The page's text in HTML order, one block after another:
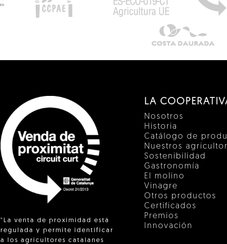
"La venta de proximidad está
regulada y permite identificar
a los agricultores catalanes
LA
Nosotros
Historia
Catálogo de
Nuestros
Sostenibilidad
Gastronomía
El molino
Vinagre
Otros productos
Certificados
Premios
Innovación